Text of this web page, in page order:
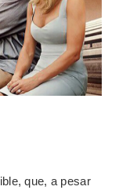
que, a pesar